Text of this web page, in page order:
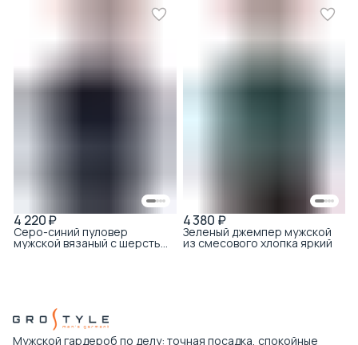
4 220 ₽
Серо-синий пуловер
мужской вязаный с шерстью
4 380 ₽
Зеленый джемпер мужской
из смесового хлопка яркий
Мужской гардероб по делу: точная посадка, спокойные